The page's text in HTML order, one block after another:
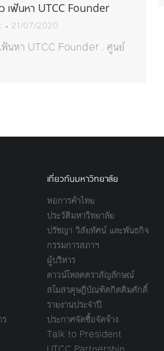
เฟ้นหา UTCC Founder
21/07/2020
ฟ้นหา UTCC Founder . ศูนย์
เกี่ยวกับมหาวิทยาลัย
หอการค้าไทย
ประวัติมหาวิทยาลัย
ปรัชญา วิสัยทัศน์ และพันธกิจ
กรรมการสภาฯ
ผู้บริหาร
ดาวน์โหลดตราสัญลักษณ์
สโมสรดุษฎีบัณฑิตกิตติมศักดิ์
รายงานประจำปี
ประกาศจัดซื้อจัดจ้าง
Talk to President